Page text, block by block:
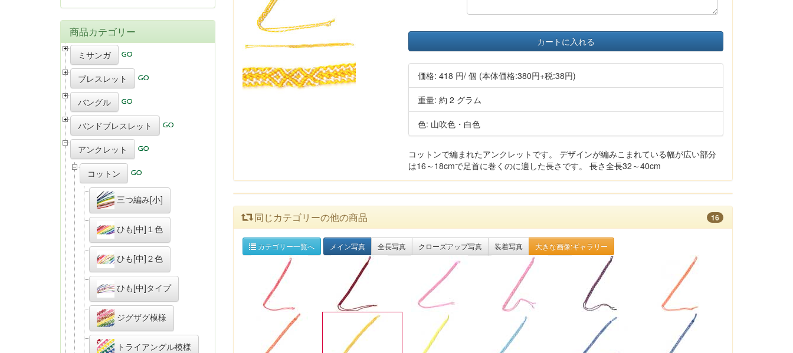
カートに入れる
価格:418 円/ 個 (本体価格:380円+税:38円)
重量: 約 2 グラム
色: 山吹色・白色
コットンで編まれたアンクレットです。 デザインが編みこまれている幅が広い部分
は16～18cmで足首に巻くのに適した長さです。 長さ全長32～40cm
同じカテゴリーの他の商品 16
カテゴリー一覧へ メイン写真 全長写真 クローズアップ写真 装着写真 大きな画像:ギャラリー
商品カテゴリー
ミサンガ
ブレスレット
バングル
バンドブレスレット
アンクレット
コットン
三つ編み[小]
ひも[中]１色
ひも[中]２色
ひも[中]タイプ
ジグザグ模様
トライアングル模様